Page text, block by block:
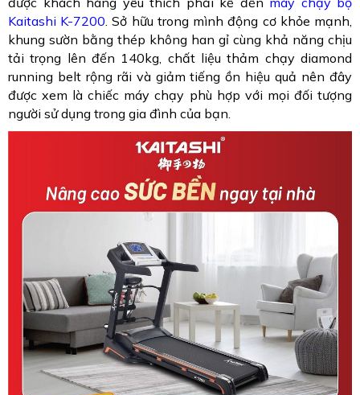
Kaitashi K-7200. Sở hữu trong mình động cơ khỏe mạnh,
khung sườn bằng thép không han gỉ cùng khả năng chịu
tải trọng lên đến 140kg, chất liệu thảm chạy diamond
running belt rộng rãi và giảm tiếng ồn hiệu quả nên đây
được xem là chiếc máy chạy phù hợp với mọi đối tượng
người sử dụng trong gia đình của bạn.